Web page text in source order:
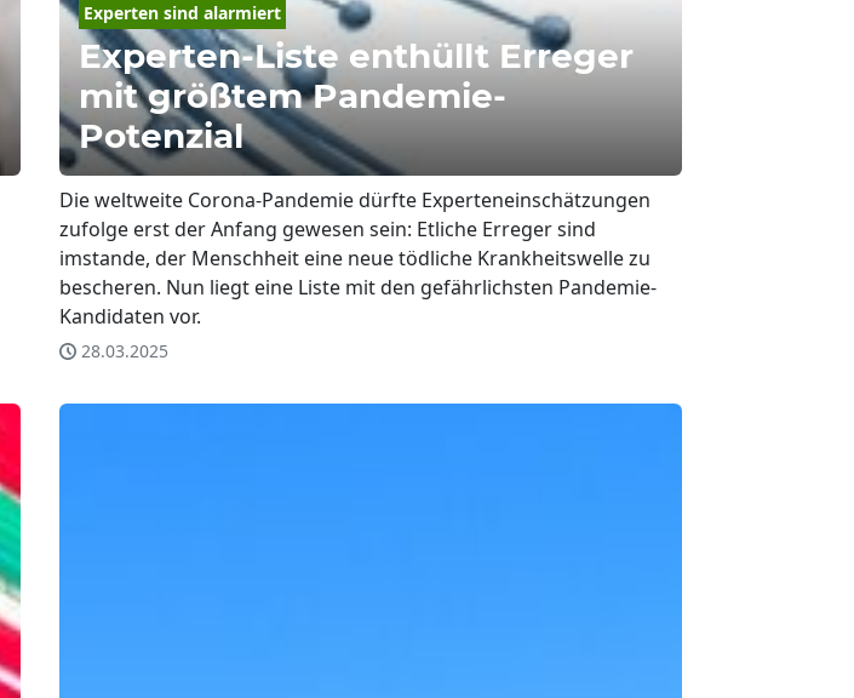
Experten sind alarmiert
Experten-Liste enthüllt Erreger
mit größtem Pandemie-
Potenzial
Die weltweite Corona-Pandemie dürfte Experteneinschätzungen
zufolge erst der Anfang gewesen sein: Etliche Erreger sind
imstande, der Menschheit eine neue tödliche Krankheitswelle zu
bescheren. Nun liegt eine Liste mit den gefährlichsten Pandemie-
Kandidaten vor.
28.03.2025